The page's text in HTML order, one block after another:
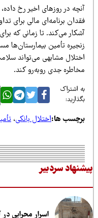
در روزهای اخیر رخ داده،
برنامه‌ای مالی برای تداوم
می‌کند. تا زمانی که برای
تأمین بیمارستان‌ها
مشابهی می‌تواند سلامت و
جدی روبه‌رو کند.
اشتراک
ها:اختلال بانکی،تأمین
سردبیر
اسرار محرابی در